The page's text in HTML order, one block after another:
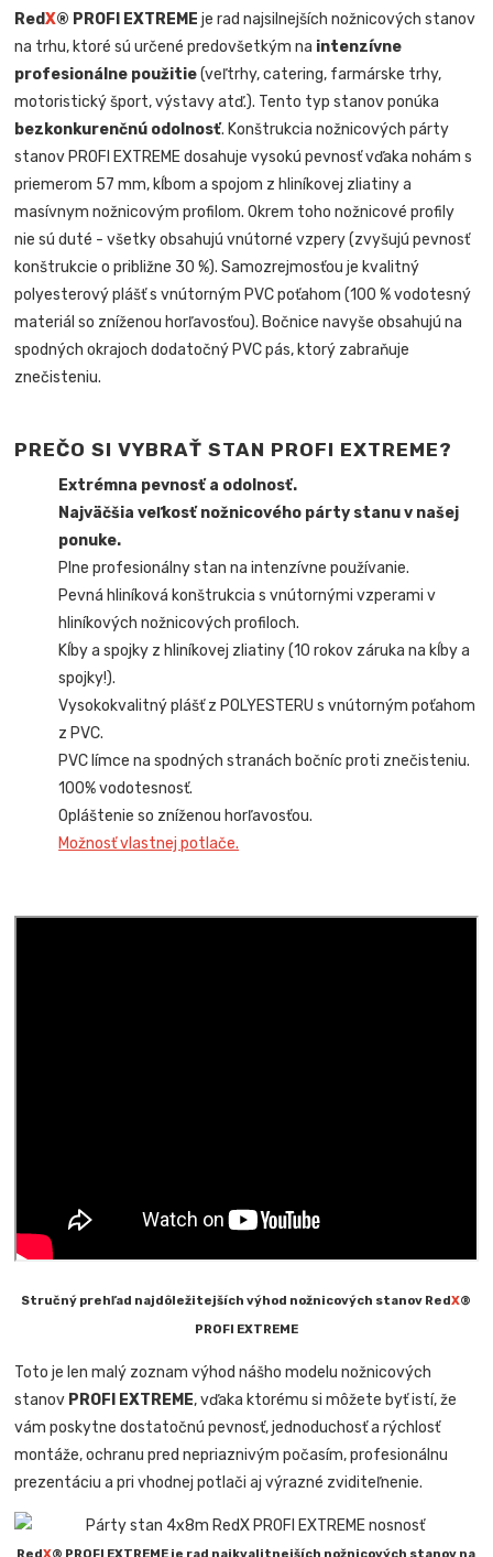
RedX® PROFI EXTREME je rad najsilnejších nožnicových stanov
na trhu, ktoré sú určené predovšetkým na intenzívne
profesionálne použitie(veľtrhy, catering, farmárske trhy,
motoristický šport, výstavy atď.). Tento typ stanov ponúka
bezkonkurenčnú odolnosť. Konštrukcia nožnicových párty
stanov PROFI EXTREME dosahuje vysokú pevnosť vďaka nohám s
priemerom 57 mm, kĺbom a spojom z hliníkovej zliatiny a
masívnym nožnicovým profilom. Okrem toho nožnicové profily
nie sú duté - všetky obsahujú vnútorné vzpery (zvyšujú pevnosť
konštrukcie o približne 30 %). Samozrejmosťou je kvalitný
polyesterový plášť s vnútorným PVC poťahom (100 % vodotesný
materiál so zníženou horľavosťou). Bočnice navyše obsahujú na
spodných okrajoch dodatočný PVC pás, ktorý zabraňuje
znečisteniu.
PREČO SI VYBRAŤ STAN PROFI EXTREME?
Extrémna pevnosť a odolnosť.
Najväčšia veľkosť nožnicového párty stanu v našej
ponuke.
Plne profesionálny stan na intenzívne používanie.
Pevná hliníková konštrukcia s vnútornými vzperami v
hliníkových nožnicových profiloch.
Kĺby a spojky z hliníkovej zliatiny (10 rokov záruka na kĺby a
spojky!).
Vysokokvalitný plášť z POLYESTERU s vnútorným poťahom
z PVC.
PVC límce na spodných stranách bočníc proti znečisteniu.
100% vodotesnosť.
Opláštenie so zníženou horľavosťou.
Možnosť vlastnej potlače.
Stručný prehľad najdôležitejších výhod nožnicových stanov RedX®
PROFI EXTREME
Toto je len malý zoznam výhod nášho modelu nožnicových
stanov PROFI EXTREME, vďaka ktorému si môžete byť istí, že
vám poskytne dostatočnú pevnosť, jednoduchosť a rýchlosť
montáže, ochranu pred nepriaznivým počasím, profesionálnu
prezentáciu a pri vhodnej potlači aj výrazné zviditeľnenie.